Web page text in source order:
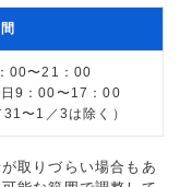
00〜21：00
9：00〜17：00
31〜1／3は除く）
取りづらい場合もあ